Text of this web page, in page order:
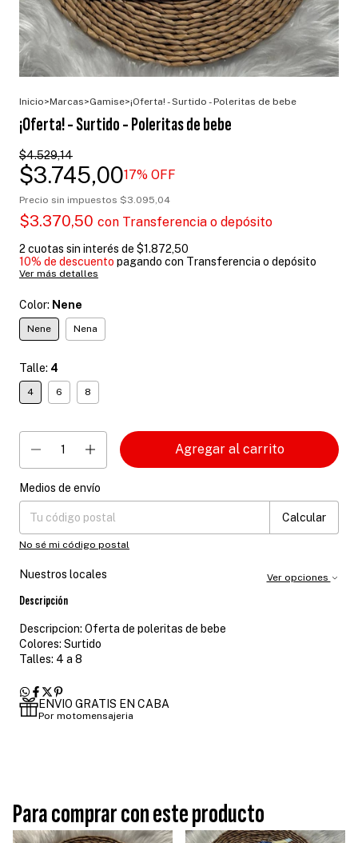
Inicio>Marcas>Gamise>¡Oferta! - Surtido - Poleritas de bebe
¡Oferta! - Surtido - Poleritas de bebe
$4.529,14
$3.745,0017% OFF
Precio sin impuestos $3.095,04
$3.370,50 con Transferencia o depósito
2 cuotas sin interés de $1.872,50
10% de descuento pagando con Transferencia o depósito
Ver más detalles
Color: Nene
Nene Nena
Talle: 4
4 6 8
Entregas para el CP:
Medios de envío
Calcular
No sé mi código postal
Nuestros locales Ver opciones
Descripción
Descripcion: Oferta de poleritas de bebe
Colores: Surtido
Talles: 4 a 8
ENVIO GRATIS EN CABA
Por motomensajeria
Para comprar con este producto